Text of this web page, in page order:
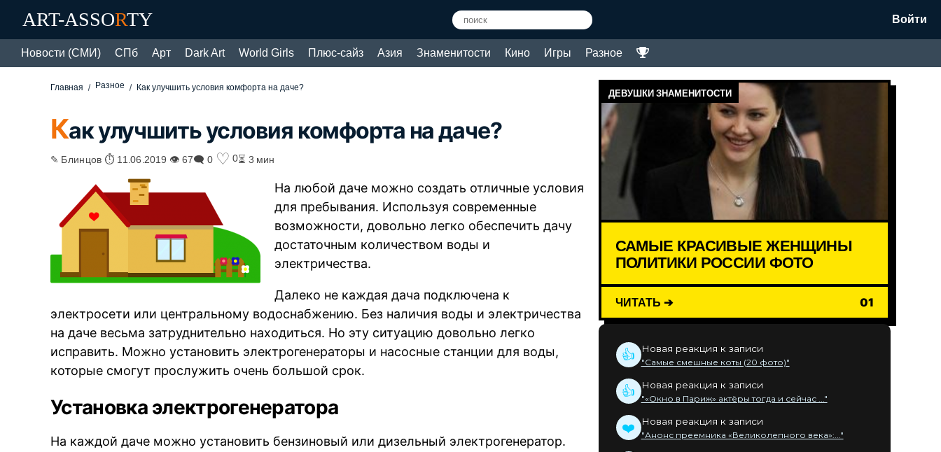
ART-ASSORTY Войти
Новости (СМИ) СПб Арт Dark Art World Girls Плюс-сайз Азия Знаменитости Кино Игры Разное
Главная Разное Как улучшить условия комфорта на даче?
Как улучшить условия комфорта на даче?
✎ Блинцов ⏱ 11.06.2019 👁 67🗨 0 ♡ 0⏳ 3 мин
На любой даче можно создать отличные условия
для пребывания. Используя современные
возможности, довольно легко обеспечить дачу
достаточным количеством воды и
электричества.
Далеко не каждая дача подключена к
электросети или центральному водоснабжению. Без наличия воды и электричества
на даче весьма затруднительно находиться. Но эту ситуацию довольно легко
исправить. Можно установить электрогенераторы и насосные станции для воды,
которые смогут прослужить очень большой срок.
Установка электрогенератора
На каждой даче можно установить бензиновый или дизельный электрогенератор.
ДЕВУШКИ ЗНАМЕНИТОСТИ
САМЫЕ КРАСИВЫЕ ЖЕНЩИНЫ
ПОЛИТИКИ РОССИИ ФОТО
ЧИТАТЬ ➔ 01
👍 Новая реакция к записи
"Самые смешные коты (20 фото)"
👍 Новая реакция к записи
"«Окно в Париж» актёры тогда и сейчас ..."
❤️ Новая реакция к записи
"Анонс преемника «Великолепного века»:..."